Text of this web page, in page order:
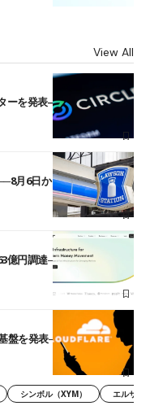
View All
ーを発表――ブラックロッ
月6日からJPYCやUSDC対
円調達──ソニーやスタン
を発表──まずハンドル名
シンボル（XYM） エルサル